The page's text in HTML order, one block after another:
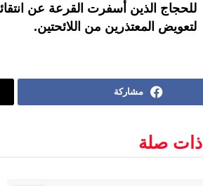
للحجاج الذين أسفرت القرعة عن
لتعويض المعتذرين من اللائحتين.
مشاركة
ذات صلة